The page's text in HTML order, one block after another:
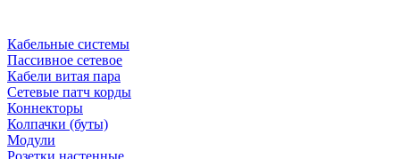
Кабельные системы
Пассивное сетевое
Кабели витая пара
Сетевые патч корды
Коннекторы
Колпачки (буты)
Модули